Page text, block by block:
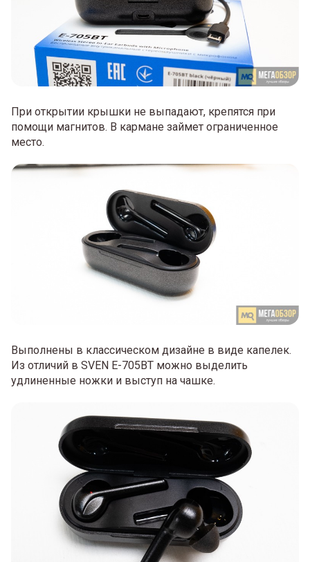
При открытии крышки не выпадают, крепятся при
помощи магнитов. В кармане займет ограниченное
место.
Выполнены в классическом дизайне в виде капелек.
Из отличий в SVEN E-705BT можно выделить
удлиненные ножки и выступ на чашке.